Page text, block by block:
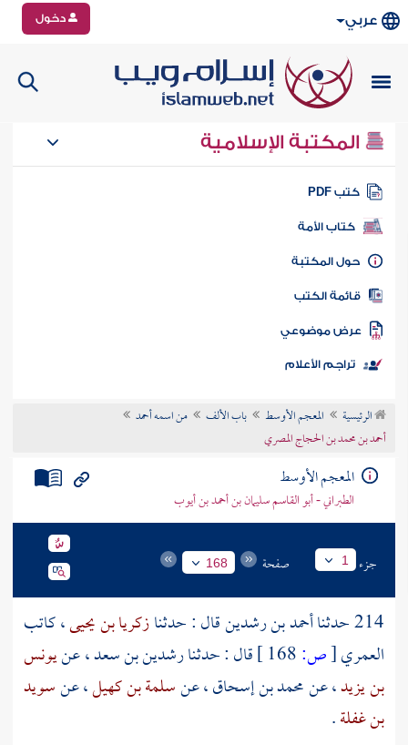
عربي دخول
المكتبة الإسلامية
كتب PDF
كتاب الأمة
المكتبة
الكتب
موضوعي
تراجم الأعلام
الرئيسية المعجم الأوسط باب الألف
من اسمه أحمد
أحمد بن محمد بن الحجاج المصري
المعجم الأوسط
الطبراني - أبو القاسم سليمان بن أحمد بن أيوب
جزء 1 صفحة 168
214 حدثنا أحمد بن رشدينقال : حدثنازكريا بن يحيى، كاتب
العمري[ص: قال : حدثنارشدين بن سعد، عنيونس
بن يزيد، عنمحمد بن إسحاق، عنسلمة بن كهيل، عنسويد
بن غفلة.